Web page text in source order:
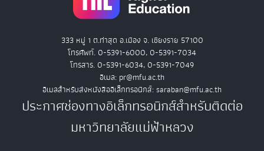
333 หมู่ 1 ต.ท่าสุด อ.เมือง จ. เชียงราย 57100
โทรศัพท์. 0-5391-6000, 0-5391-7034
โทรสาร. 0-5391-6034, 0-5391-7049
อีเมล: pr@mfu.ac.th
อีเมลสำหรับส่งหนังสืออิเล็กทรอนิกส์: saraban@mfu.ac.th
ประกาศช่องทางอิเล็กทรอนิกส์สำหรับติดต่อ
มหาวิทยาลัยแม่ฟ้าหลวง